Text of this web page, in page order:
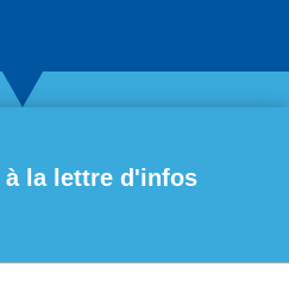
la lettre d'infos